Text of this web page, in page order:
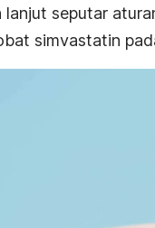
lanjut seputar
simvastatin